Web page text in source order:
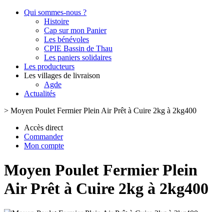
Qui sommes-nous ?
Histoire
Cap sur mon Panier
Les bénévoles
CPIE Bassin de Thau
Les paniers solidaires
Les producteurs
Les villages de livraison
Agde
Actualités
> Moyen Poulet Fermier Plein Air Prêt à Cuire 2kg à 2kg400
Accès direct
Commander
Mon compte
Moyen Poulet Fermier Plein
Air Prêt à Cuire 2kg à 2kg400